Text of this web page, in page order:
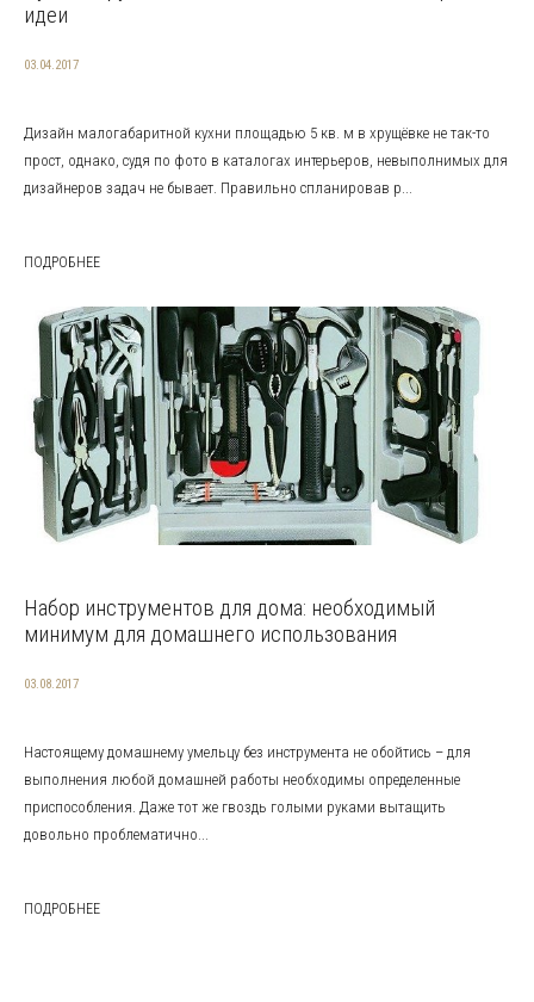
идеи
03.04.2017
Дизайн малогабаритной кухни площадью 5 кв. м в хрущёвке не так-то
прост, однако, судя по фото в каталогах интерьеров, невыполнимых для
дизайнеров задач не бывает. Правильно спланировав р...
ПОДРОБНЕЕ
Набор инструментов для дома: необходимый
минимум для домашнего использования
03.08.2017
Настоящему домашнему умельцу без инструмента не обойтись – для
выполнения любой домашней работы необходимы определенные
приспособления. Даже тот же гвоздь голыми руками вытащить
довольно проблематично...
ПОДРОБНЕЕ